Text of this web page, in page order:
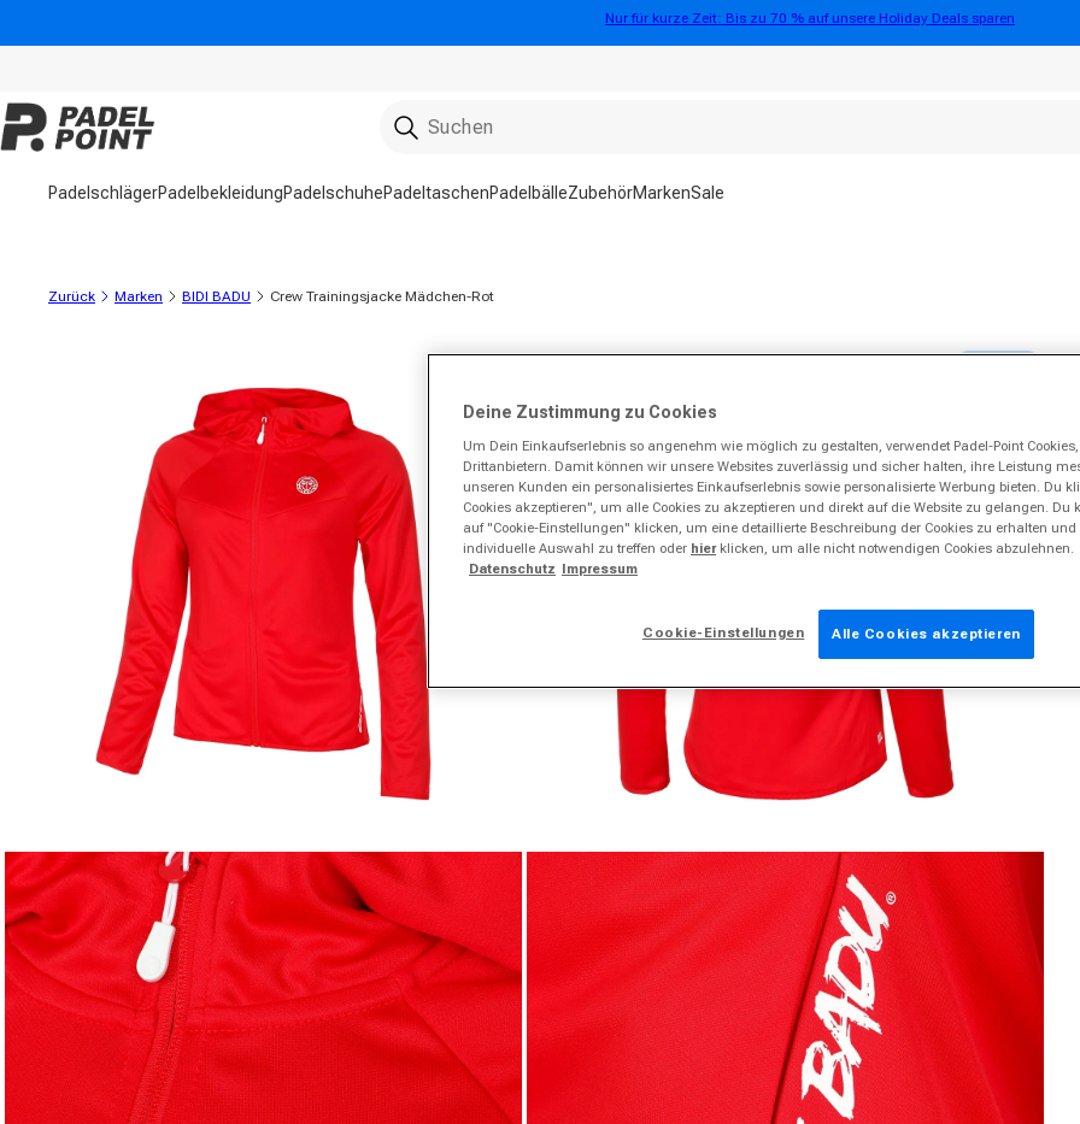
Nur für kurze Zeit: Bis zu 70 % auf unsere Holiday Deals sparen
PadelschlägerPadelbekleidungPadelschuhePadeltaschenPadelbälleZubehörMarkenSale
Zurück Marken BIDI BADU Crew Trainingsjacke Mädchen-Rot
Holiday Deal
Medien 1 in Modal öffnen Medien 2 in Modal öffnen
Deine Zustimmung zu Cookies
Um Dein Einkaufserlebnis so angenehm wie möglich zu gestalten, verwendet Padel-Point
Drittanbietern. Damit können wir unsere Websites zuverlässig und sicher halten, ihre Leistung
unseren Kunden ein personalisiertes Einkaufserlebnis sowie personalisierte Werbung bieten. Du
Cookies akzeptieren", um alle Cookies zu akzeptieren und direkt auf die Website zu gelangen. Du
auf "Cookie-Einstellungen" klicken, um eine detaillierte Beschreibung der Cookies zu erhalten und
individuelle Auswahl zu treffen oder hierklicken, um alle nicht notwendigen Cookies abzulehnen.
Datenschutz Impressum
Cookie-Einstellungen Alle Cookies akzeptieren